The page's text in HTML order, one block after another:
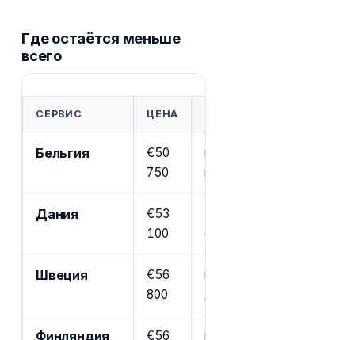
Где остаётся меньше
всего
СЕРВИС ЦЕНА
Бельгия
€50
750
прогрессивная до 50%
муниципальные надбавки
Дания
€53
100
отдельно
Швеция
€56
800
муниципальный плюс
Финляндия €56 прогрессивная до 57%,